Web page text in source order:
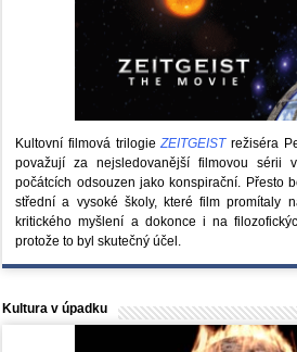
Kultovní filmová trilogieZEITGEISTrežiséra
považují za nejsledovanější filmovou
počátcích odsouzen jako konspirační. Přesto
střední a vysoké školy, které film promítaly
kritického myšlení a dokonce i na
protože to byl skutečný účel.
Kultura v úpadku